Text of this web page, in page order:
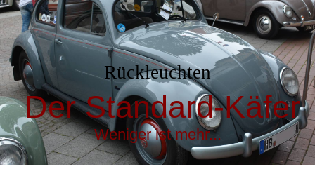
Rückleuchten
Der Standard-Käfer
Weniger ist mehr...